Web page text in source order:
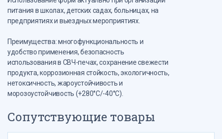
питания в школах, детских садах, больницах, на
предприятиях и выездных мероприятиях.
Преимущества: многофункциональность и
удобство применения, безопасность
использования в СВЧ-печах, сохранение свежести
продукта, коррозионная стойкость, экологичность,
нетоксичность, жароустойчивость и
морозоустойчивость (+280°C/-40°C).
Сопутствующие товары